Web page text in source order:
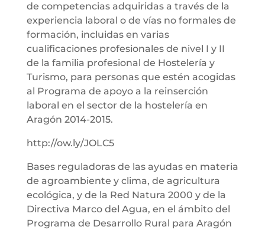
de competencias adquiridas a través de la
experiencia laboral o de vías no formales de
formación, incluidas en varias
cualificaciones profesionales de nivel I y II
de la familia profesional de Hostelería y
Turismo, para personas que estén acogidas
al Programa de apoyo a la reinserción
laboral en el sector de la hostelería en
Aragón 2014-2015.
http://ow.ly/JOLC5
Bases reguladoras de las ayudas en materia
de agroambiente y clima, de agricultura
ecológica, y de la Red Natura 2000 y de la
Directiva Marco del Agua, en el ámbito del
Programa de Desarrollo Rural para Aragón